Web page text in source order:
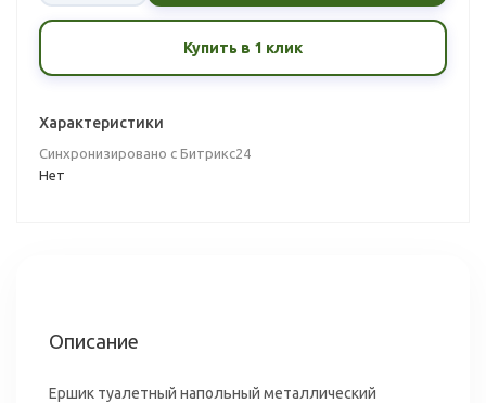
Купить в 1 клик
Характеристики
Синхронизировано с Битрикс24
Нет
Описание
Ершик туалетный напольный металлический